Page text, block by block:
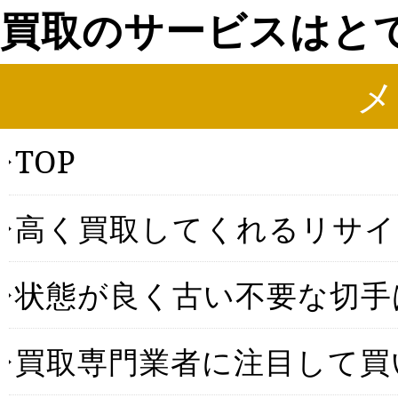
買取のサービスはと
TOP
高く買取してくれるリサ
状態が良く古い不要な切
買取専門業者に注目して